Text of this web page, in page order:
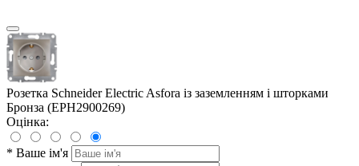
Розетка Schneider Electric Asfora із заземленням і шторками
Бронза (EPH2900269)
Оцінка:
* Ваше ім'я